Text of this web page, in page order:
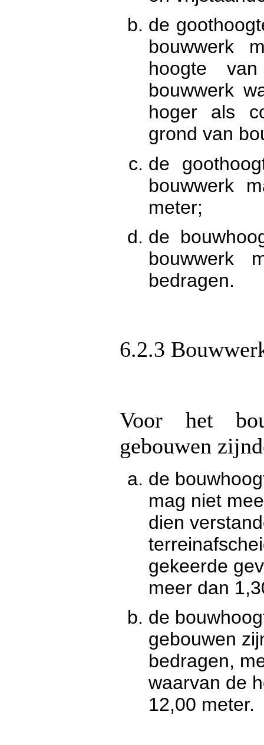
de
bouwwerk
hoogte
bouwwerk
hoger als
grond van
de
bouwwerk
meter;
de
bouwwerk
bedragen.
6.2.3
Voor het
gebouwen
de
mag niet
dien
gekeerde
meer dan
de
gebouwen
bedragen,
waarvan de
12,00 meter.